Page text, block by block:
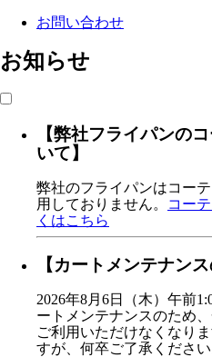
お問い合わせ
お知らせ
【弊社フライパンの
いて】
弊社のフライパンはコー
用しておりません。
コー
くはこちら
【カートメンテナン
2026年8月6日（木）午前
ートメンテナンスのため
ご利用いただけなくなり
すが、何卒ご了承ください